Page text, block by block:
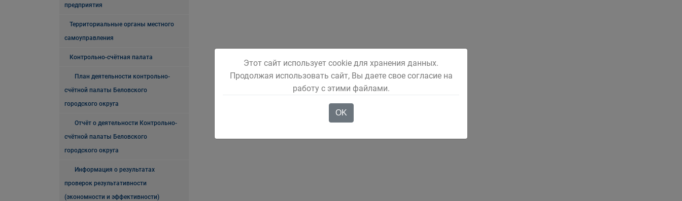
предприятия
Территориальные органы местного
самоуправления
Контрольно-счётная палата
План деятельности контрольно-
счётной палаты Беловского
городского округа
Отчёт о деятельности Контрольно-
счётной палаты Беловского
городского округа
Информация о результатах
проверок результативности
(экономности и эффективности)
Этот сайт использует cookie для хранения данных.
Продолжая использовать сайт, Вы даете свое согласие на
работу с этими файлами.
OK